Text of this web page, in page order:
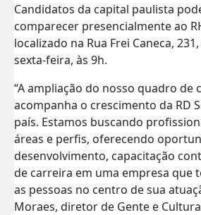
Candidatos da capital paulista
comparecer presencialmente ao
localizado na Rua Frei Caneca,
sexta-feira, às 9h.
“A ampliação do nosso quadro de
acompanha o crescimento da RD
país. Estamos buscando
áreas e perfis, oferecendo
desenvolvimento, capacitação
de carreira em uma empresa que
as pessoas no centro de sua
Moraes, diretor de Gente e Cultura